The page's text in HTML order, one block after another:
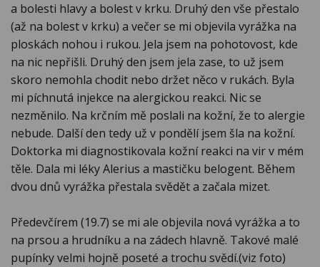
a bolesti hlavy a bolest v krku. Druhý den vše přestalo
(až na bolest v krku) a večer se mi objevila vyrážka na
ploskách nohou i rukou. Jela jsem na pohotovost, kde
na nic nepřišli. Druhý den jsem jela zase, to už jsem
skoro nemohla chodit nebo držet něco v rukách. Byla
mi píchnutá injekce na alergickou reakci. Nic se
nezměnilo. Na krčním mě poslali na kožní, že to alergie
nebude. Další den tedy už v pondělí jsem šla na kožní.
Doktorka mi diagnostikovala kožní reakci na vir v mém
těle. Dala mi léky Alerius a mastičku belogent. Během
dvou dnů vyrážka přestala svědět a začala mizet.
Předevčírem (19.7) se mi ale objevila nová vyrážka a to
na prsou a hrudníku a na zádech hlavně. Takové malé
pupínky velmi hojně poseté a trochu svědí.(viz foto)